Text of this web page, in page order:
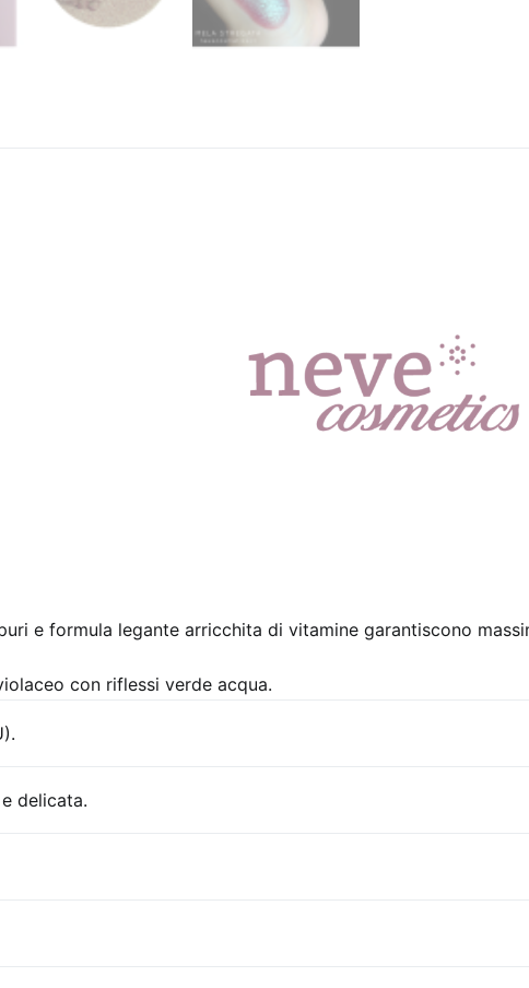
e formula legante arricchita di vitamine garantiscono
con riflessi verde acqua.
delicata.